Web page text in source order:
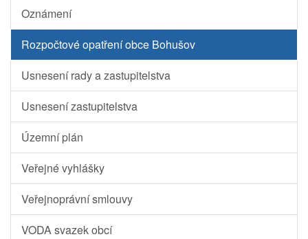
Oznámení
Rozpočtové opatření obce Bohušov
Usnesení rady a zastupitelstva
Usnesení zastupitelstva
Územní plán
Veřejné vyhlášky
Veřejnoprávní smlouvy
VODA svazek obcí